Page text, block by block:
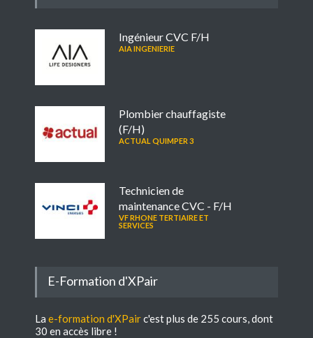
Ingénieur CVC F/H
AIA INGENIERIE
Plombier chauffagiste
(F/H)
ACTUAL QUIMPER 3
Technicien de
maintenance CVC - F/H
VF RHONE TERTIAIRE ET
SERVICES
E-Formation d'XPair
La e-formation d'XPairc'est plus de 255 cours, dont
30 en accès libre !